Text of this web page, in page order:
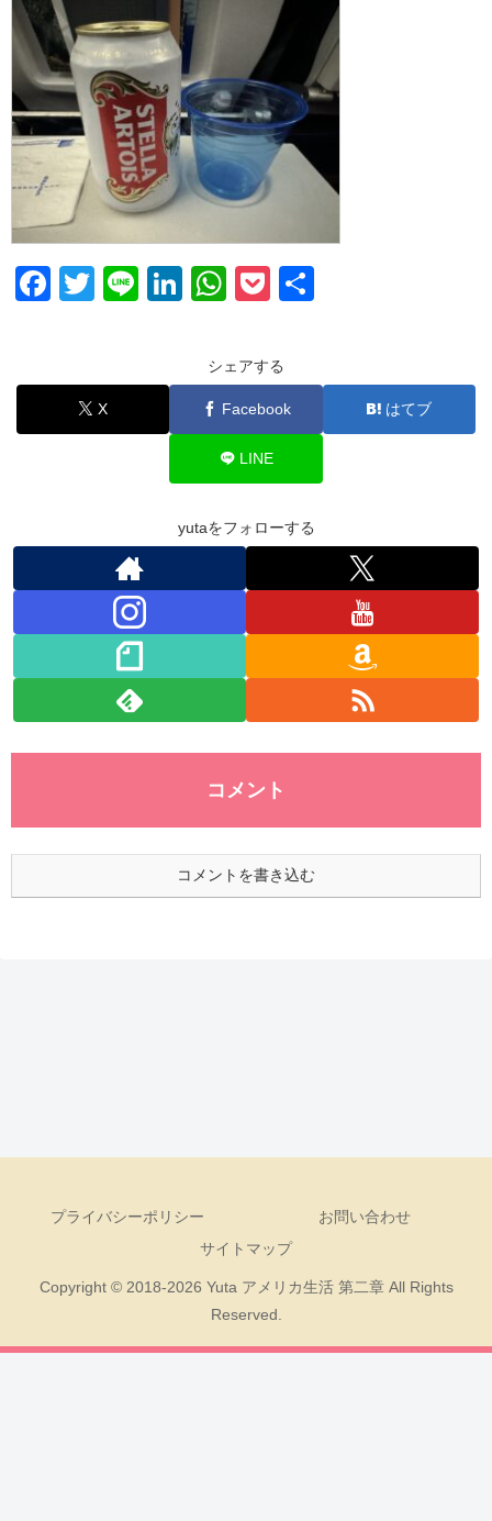
F
e
b
T
er
Li
Li
e
dI
W
at
s
A
p
p
P
ck
et
シェアする
X Facebook はてブ
LINE
yutaをフォローする
コメント
コメントを書き込む
プライバシーポリシー
お問い合わせ
サイトマップ
Copyright © 2018-2026 Yuta アメリカ生活 第二章 All Rights
Reserved.